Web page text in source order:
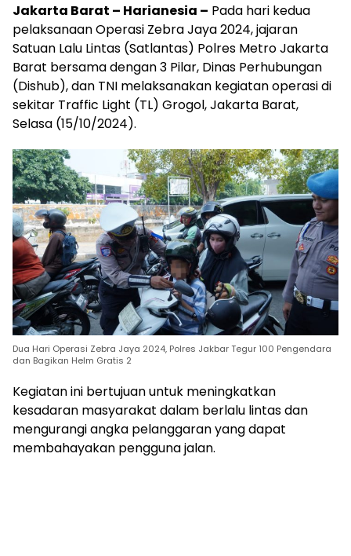
Jakarta Barat – Harianesia – Pada hari kedua
pelaksanaan Operasi Zebra Jaya 2024, jajaran
Satuan Lalu Lintas (Satlantas) Polres Metro Jakarta
Barat bersama dengan 3 Pilar, Dinas Perhubungan
(Dishub), dan TNI melaksanakan kegiatan operasi di
sekitar Traffic Light (TL) Grogol, Jakarta Barat,
Selasa (15/10/2024).
Dua Hari Operasi Zebra Jaya 2024, Polres Jakbar Tegur 100 Pengendara
dan Bagikan Helm Gratis 2
Kegiatan ini bertujuan untuk meningkatkan
kesadaran masyarakat dalam berlalu lintas dan
mengurangi angka pelanggaran yang dapat
membahayakan pengguna jalan.